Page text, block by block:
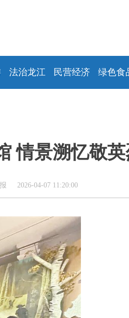
法治龙江 民营经济 绿色食
情景溯忆敬
2026-04-07 11:20:00